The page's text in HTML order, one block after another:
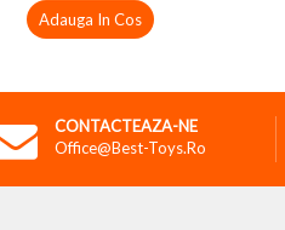
Adauga In Cos
CONTACTEAZA-NE
Office@best-Toys.ro